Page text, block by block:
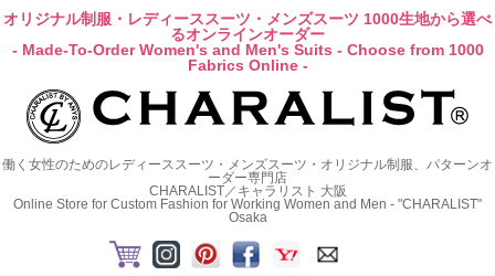
オリジナル制服・レディーススーツ・メンズスーツ 1000生地から選べ
るオンラインオーダー
- Made-To-Order Women's and Men's Suits - Choose from 1000
Fabrics Online -
働く女性のためのレディーススーツ・メンズスーツ・オリジナル制服、パターンオ
ーダー専門店
CHARALIST／キャラリスト 大阪
Online Store for Custom Fashion for Working Women and Men - "CHARALIST"
Osaka